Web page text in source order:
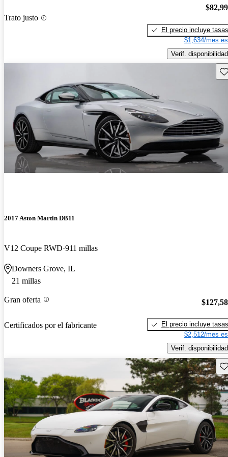
Trato justo
El precio incluye tasas
$1,634/mes
Verif. disponibilidad
2017 Aston Martin DB11
V12 Coupe RWD 911 millas
Downers Grove, IL
21 millas
Gran oferta
Certificados por el fabricante
El precio incluye tasas
$2,512/mes
Verif. disponibilidad